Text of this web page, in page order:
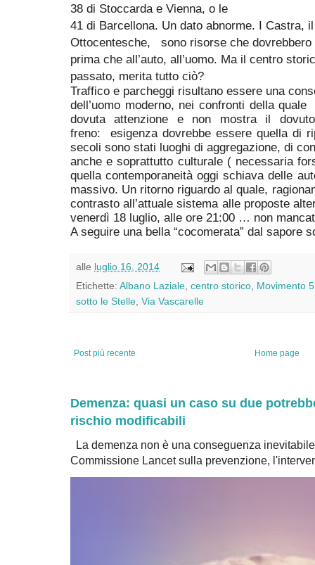
38 di Stoccarda e Vienna, o le
41 di Barcellona. Un dato abnorme. I Castra,
Ottocentesche,
sono risorse che
prima che all’auto, all’uomo. Ma il centro
passato, merita tutto ciò?
Traffico e parcheggi risultano essere una
dell’uomo moderno, nei confronti della quale
dovuta attenzione e non mostra il
freno:
esigenza dovrebbe essere quella di
secoli sono stati luoghi di aggregazione, di
anche e soprattutto culturale ( necessaria
quella contemporaneità oggi schiava delle
massivo. Un ritorno riguardo al quale,
contrasto all’attuale sistema alle proposte
venerdì 18 luglio, alle ore 21:00 … non
A seguire una bella “cocomerata” dal sapore
alle luglio 16, 2014
Etichette: Albano Laziale, centro storico, Movimento
sotto le Stelle, Via Vascarelle
Post più recente Home page
Demenza: quasi un caso su due
rischio modificabili
La demenza non è una conseguenza
Commissione Lancet sulla prevenzione,